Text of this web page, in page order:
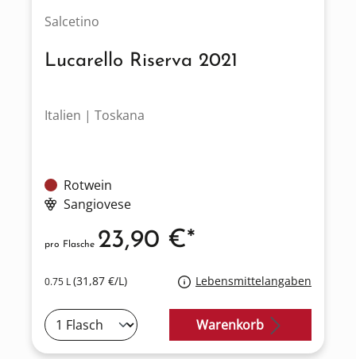
Salcetino
Lucarello Riserva 2021
Italien | Toskana
Rotwein
Sangiovese
0.75 L(31,87 €/L) Lebensmittelangaben
pro Flasche 23,90 €*
Warenkorb